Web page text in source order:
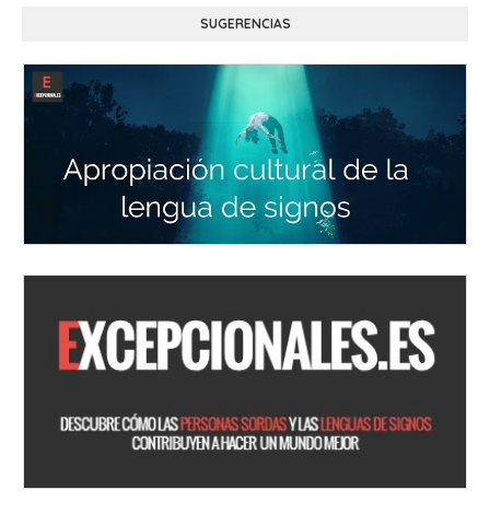
SUGERENCIAS